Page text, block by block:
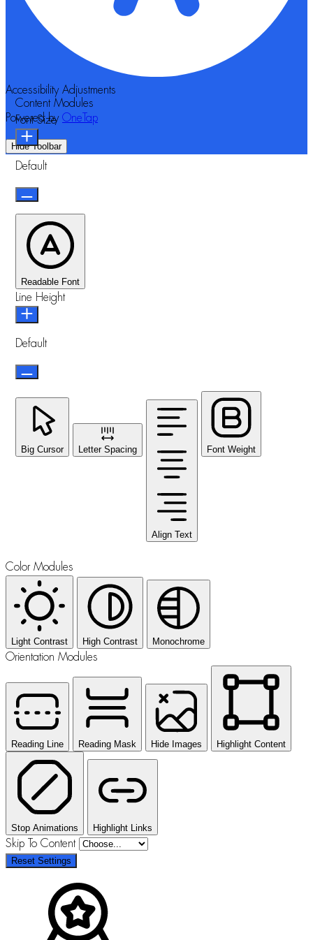
Accessibility Adjustments
Powered by OneTap
Hide Toolbar
Content Modules
Font Size
Default
Readable Font
Line Height
Default
Big Cursor Letter Spacing
Align Text
Font Weight
Color Modules
Light Contrast High Contrast Monochrome
Orientation Modules
Reading Line Reading Mask Hide Images Highlight Content
Stop Animations Highlight Links
Skip To Content
Reset Settings